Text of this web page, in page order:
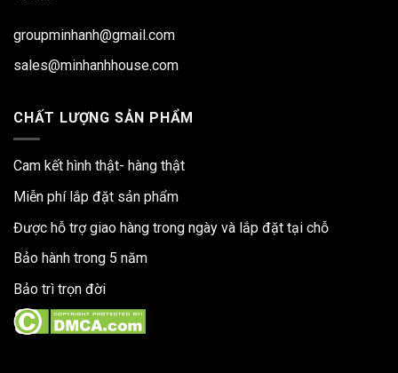
groupminhanh@gmail.com
sales@minhanhhouse.com
CHẤT LƯỢNG SẢN PHẨM
Cam kết hình thật- hàng thật
Miễn phí lắp đặt sản phẩm
Được hỗ trợ giao hàng trong ngày và lắp đặt tại chỗ
Bảo hành trong 5 năm
Bảo trì trọn đời